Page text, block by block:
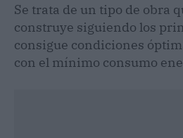
Se trata de un tipo de obra
construye siguiendo los
consigue condiciones
con el mínimo consumo